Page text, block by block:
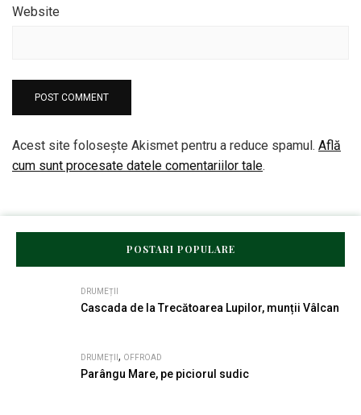
Website
Acest site folosește Akismet pentru a reduce spamul. Află
cum sunt procesate datele comentariilor tale.
POSTARI POPULARE
DRUMEȚII
Cascada de la Trecătoarea Lupilor, munții Vâlcan
DRUMEȚII , OFFROAD
Parângu Mare, pe piciorul sudic